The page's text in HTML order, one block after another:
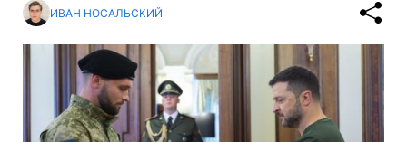
ИВАН НОСАЛЬСКИЙ